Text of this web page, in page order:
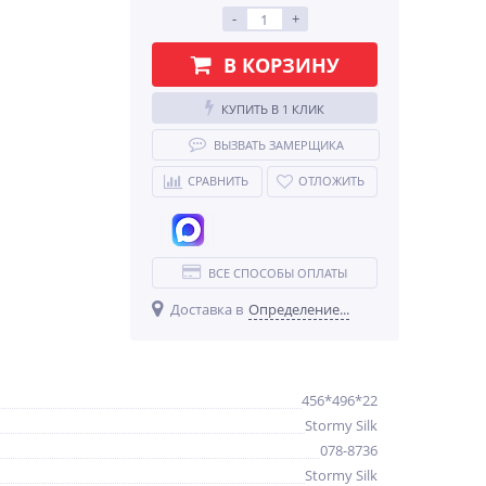
ФГ Флэт 70.50 712*496*16
- +
В КОРЗИНУ
КУПИТЬ В 1 КЛИК
ВЫЗВАТЬ ЗАМЕРЩИКА
СРАВНИТЬ ОТЛОЖИТЬ
ВСЕ СПОСОБЫ ОПЛАТЫ
Доставка в Определение...
456*496*22
Stormy Silk
078-8736
Stormy Silk